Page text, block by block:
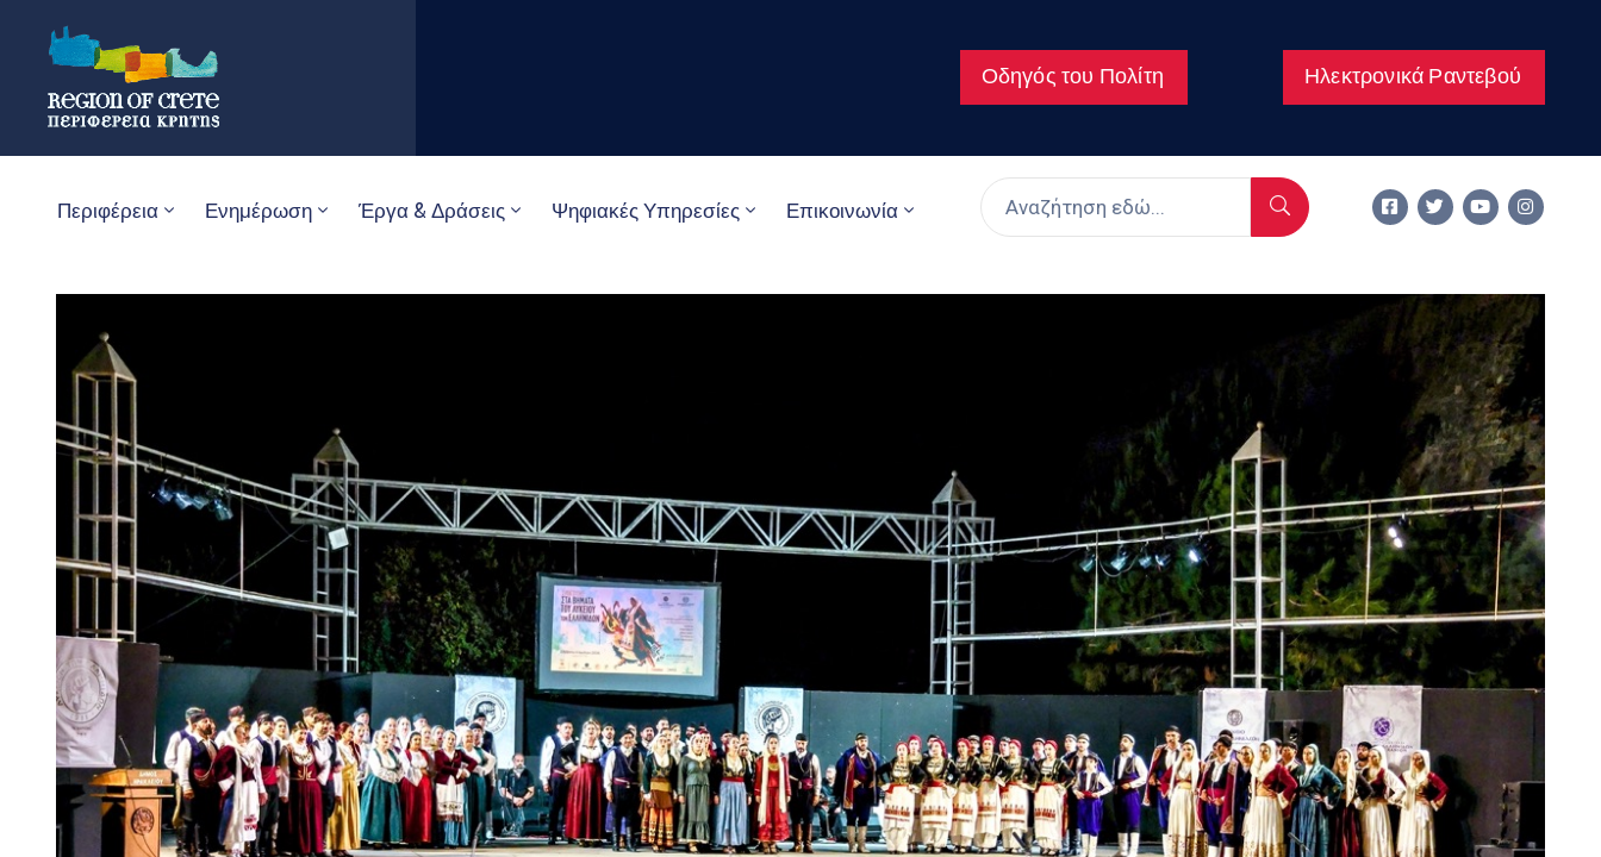
Οδηγός του Πολίτη Ηλεκτρονικά Ραντεβού
Περιφέρεια Ενημέρωση Έργα & Δράσεις Ψηφιακές Υπηρεσίες Επικοινωνία